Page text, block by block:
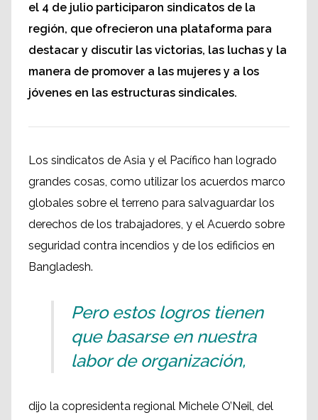
el 4 de julio participaron sindicatos de la
región, que ofrecieron una plataforma para
destacar y discutir las victorias, las luchas y la
manera de promover a las mujeres y a los
jóvenes en las estructuras sindicales.
Los sindicatos de Asia y el Pacífico han logrado
grandes cosas, como utilizar los acuerdos marco
globales sobre el terreno para salvaguardar los
derechos de los trabajadores, y el Acuerdo sobre
seguridad contra incendios y de los edificios en
Bangladesh.
Pero estos logros tienen
que basarse en nuestra
labor de organización,
dijo la copresidenta regional Michele O’Neil, del